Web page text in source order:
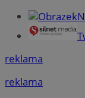
reklama
reklama